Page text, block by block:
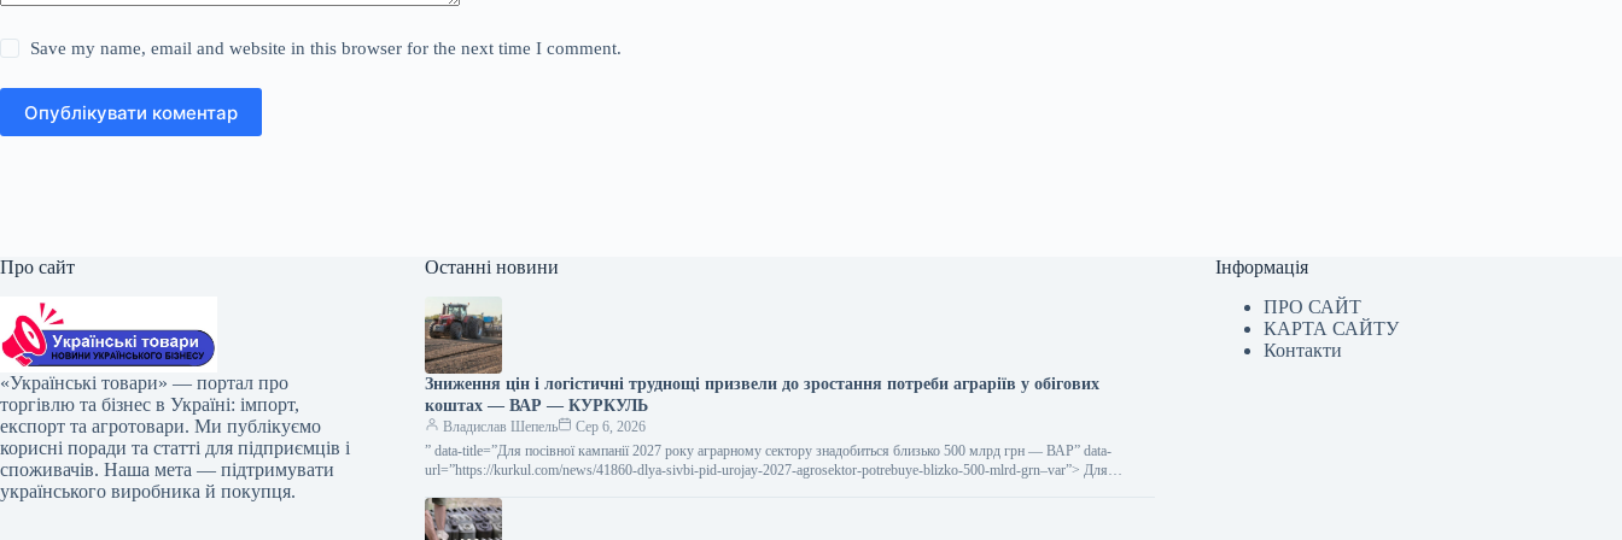
Save my name, email and website in this browser for the next time I comment.
Опублікувати коментар
Про сайт
«Українські товари» — портал про
торгівлю та бізнес в Україні: імпорт,
експорт та агротовари. Ми публікуємо
корисні поради та статті для підприємців і
споживачів. Наша мета — підтримувати
українського виробника й покупця.
Останні новини
Зниження цін і логістичні труднощі призвели до зростання потреби аграріїв у обігових
коштах — ВАР — КУРКУЛЬ
Владислав Шепель
Сер 6, 2026
” data-title=”Для посівної кампанії 2027 року аграрному сектору знадобиться близько 500 млрд грн — ВАР” data-
url=”https://kurkul.com/news/41860-dlya-sivbi-pid-urojay-2027-agrosektor-potrebuye-blizko-500-mlrd-grn–var”> Для
Інформація
ПРО САЙТ
КАРТА САЙТУ
Контакти